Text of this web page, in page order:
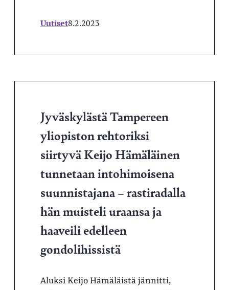
Uutiset8.2.2023
Jyväskylästä Tampereen
yliopiston rehtoriksi
siirtyvä Keijo Hämäläinen
tunnetaan intohimoisena
suunnistajana – rastiradalla
hän muisteli uraansa ja
haaveili edelleen
gondolihissistä
Aluksi Keijo Hämäläistä jännitti,